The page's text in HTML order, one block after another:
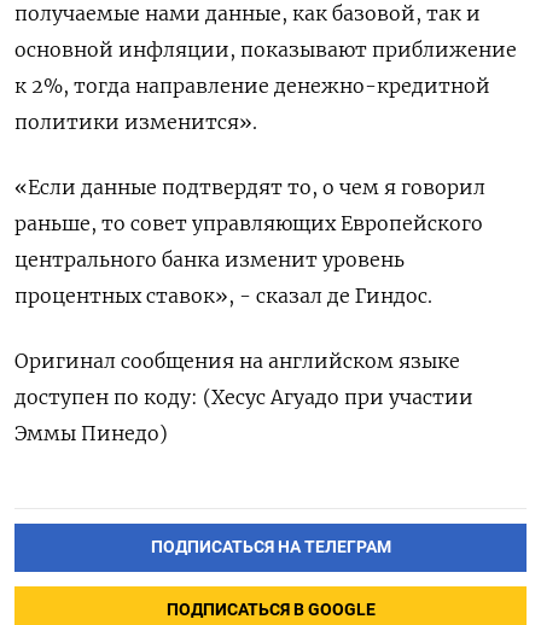
получаемые нами данные, как базовой, так и
основной инфляции, показывают приближение
к 2%, тогда направление денежно-кредитной
политики изменится».
«Если данные подтвердят то, о чем я говорил
раньше, то совет управляющих Европейского
центрального банка изменит уровень
процентных ставок», - сказал де Гиндос.
Оригинал сообщения на английском языке
доступен по коду: (Хесус Агуадо при участии
Эммы Пинедо)
ПОДПИСАТЬСЯ НА ТЕЛЕГРАМ
ПОДПИСАТЬСЯ В GOOGLE